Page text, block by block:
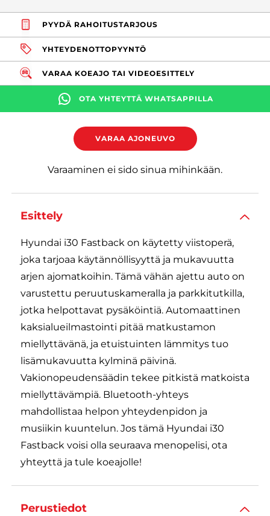
PYYDÄ RAHOITUSTARJOUS
YHTEYDENOTTOPYYNTÖ
VARAA KOEAJO TAI VIDEOESITTELY
OTA YHTEYTTÄ WHATSAPPILLA
VARAA AJONEUVO
Varaaminen ei sido sinua mihinkään.
Esittely
Hyundai i30 Fastback on käytetty viistoperä,
joka tarjoaa käytännöllisyyttä ja mukavuutta
arjen ajomatkoihin. Tämä vähän ajettu auto on
varustettu peruutuskameralla ja parkkitutkilla,
jotka helpottavat pysäköintiä. Automaattinen
kaksialueilmastointi pitää matkustamon
miellyttävänä, ja etuistuinten lämmitys tuo
lisämukavuutta kylminä päivinä.
Vakionopeudensäädin tekee pitkistä matkoista
miellyttävämpiä. Bluetooth-yhteys
mahdollistaa helpon yhteydenpidon ja
musiikin kuuntelun. Jos tämä Hyundai i30
Fastback voisi olla seuraava menopelisi, ota
yhteyttä ja tule koeajolle!
Perustiedot